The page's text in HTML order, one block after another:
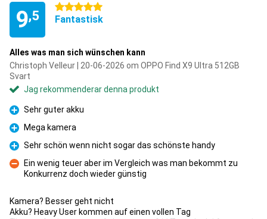
9,5
5 stjärnor
Fantastisk
Alles was man sich wünschen kann
Christoph Velleur | 20-06-2026 om OPPO Find X9 Ultra 512GB
Svart
Jag rekommenderar denna produkt
Fördelar
Sehr guter akku
Fördelar
Mega kamera
Fördelar
Sehr schön wenn nicht sogar das schönste handy
Nackdelar
Ein wenig teuer aber im Vergleich was man bekommt zu
Konkurrenz doch wieder günstig
Kamera? Besser geht nicht
Akku? Heavy User kommen auf einen vollen Tag